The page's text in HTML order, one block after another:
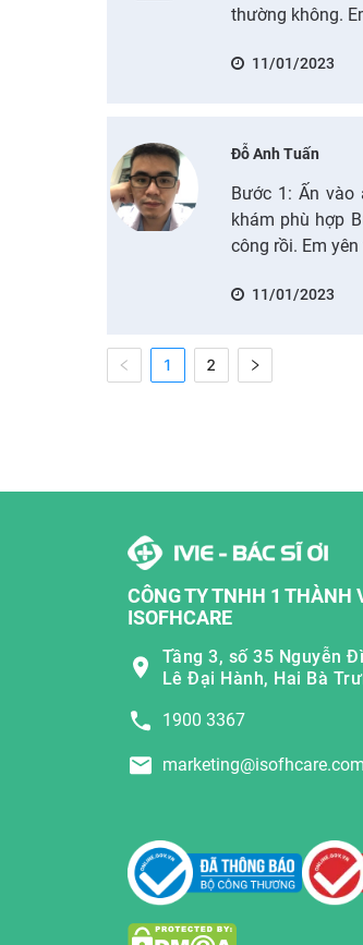
thường không.
11/01/2023
Đỗ Anh Tuấn
Bước 1: Ấn vào
khám phù hợp
công rồi. Em
11/01/2023
1 2
CÔNG TY TNHH 1 THÀNH
ISOFHCARE
Tầng 3, số 35 Nguyễn
Lê Đại Hành, Hai Bà
1900 3367
marketing@isofhcare.com